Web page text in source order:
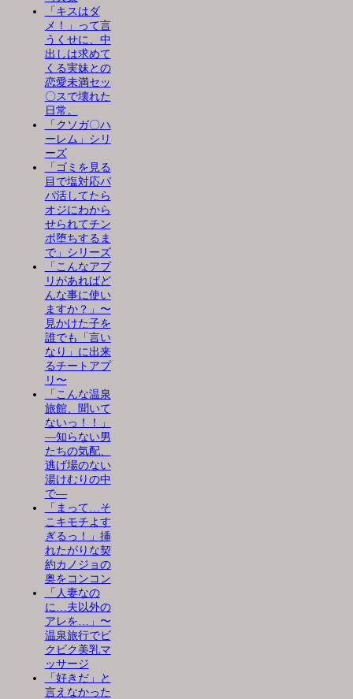
「キスはダ
メ！」って言
うくせに、中
出しは求めて
くる実妹との
恋愛未満セッ
〇スで壊れた
日常。
「クソガ〇ハ
ーレム」シリ
ーズ
「ゴミを見る
目で塩対応パ
パ活してたら
オジにわから
せられてチン
ポ堕ちするま
で」シリーズ
「こんなアプ
リがあればど
んな事に使い
ますか？」〜
見かけた子を
誰でも「言い
なり」に出来
るチートアプ
リ〜
「こんな温泉
旅館、聞いて
ないっ！！」
―知らない男
たちの気配、
逃げ場のない
湯けむりの中
で―
「まって…そ
こキモチよす
ぎるっ！」挿
れたがりな契
約カノジョの
奥をコンコン
「人妻なの
に…夫以外の
アレを…」〜
温泉旅行でビ
クビク美乳マ
ッサージ
「好きだ」と
言えなかった